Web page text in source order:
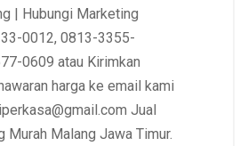
| Hubungi Marketing
0012, 0813-3355-
0609 atau Kirimkan
harga ke email kami
Jual
Murah Malang Jawa Timur.